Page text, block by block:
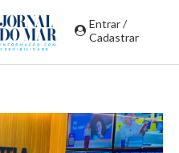
Entrar /
Cadastrar